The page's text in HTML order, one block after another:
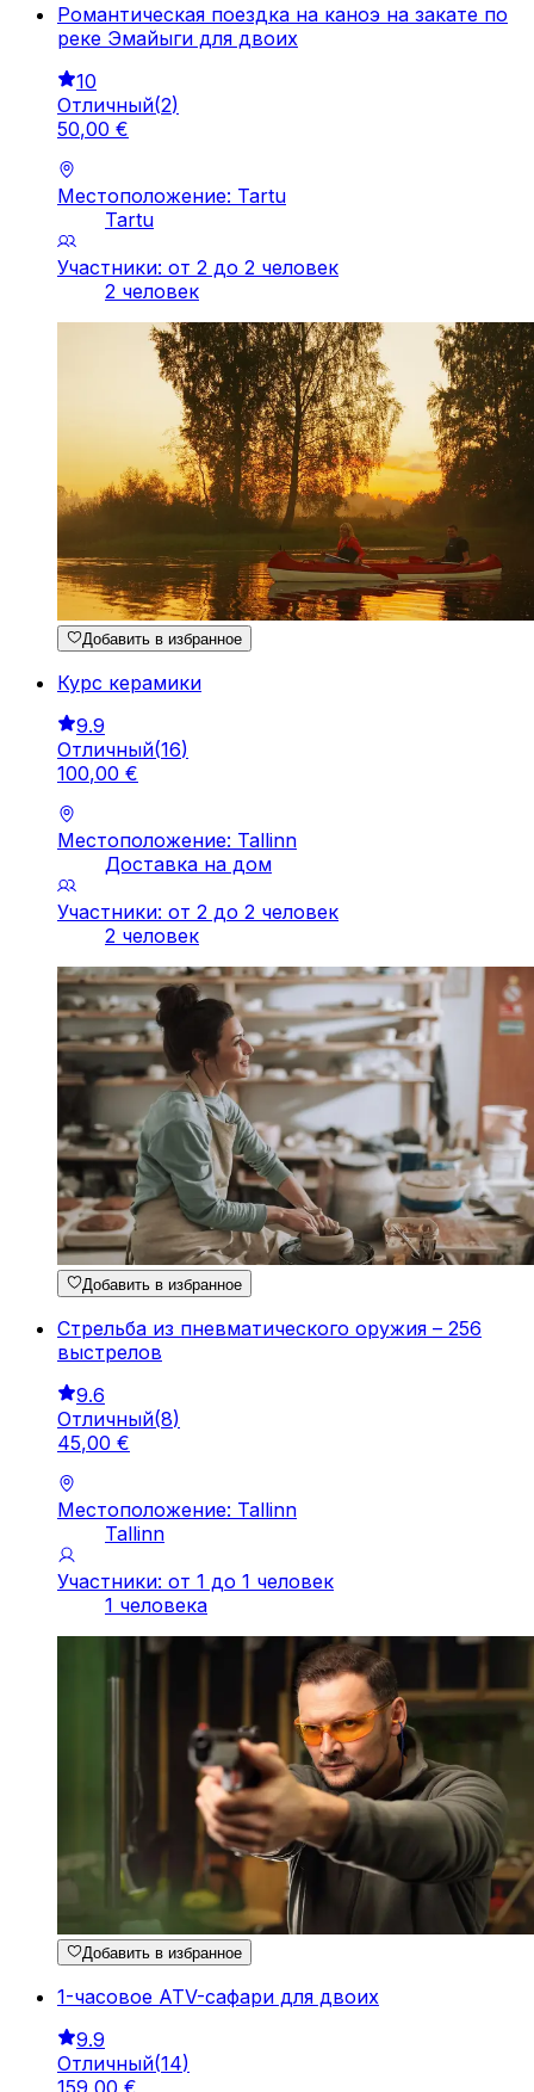
Романтическая поездка на каноэ на закате по
реке Эмайыги для двоих
10
Отличный(2)
50,00 €
Местоположение: Tartu
Tartu
Участники: от 2 до 2 человек
2 человек
Добавить в избранное
Курс керамики
9.9
Отличный(16)
100,00 €
Местоположение: Tallinn
Доставка на дом
Участники: от 2 до 2 человек
2 человек
Добавить в избранное
Стрельба из пневматического оружия – 256
выстрелов
9.6
Отличный(8)
45,00 €
Местоположение: Tallinn
Tallinn
Участники: от 1 до 1 человек
1 человека
Добавить в избранное
1-часовое ATV-сафари для двоих
9.9
Отличный(14)
159 00 €